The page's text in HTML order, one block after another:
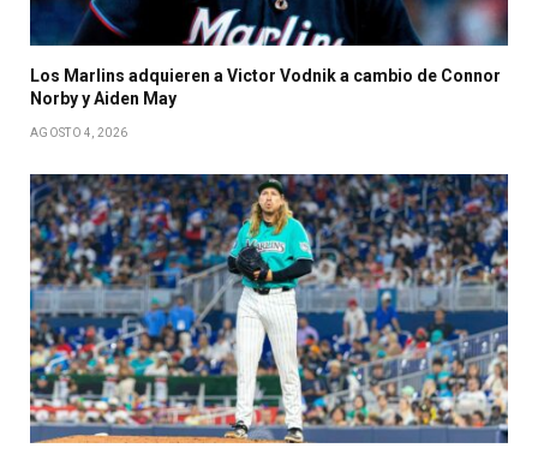
Los Marlins adquieren a Victor Vodnik a cambio de Connor
Norby y Aiden May
AGOSTO 4, 2026